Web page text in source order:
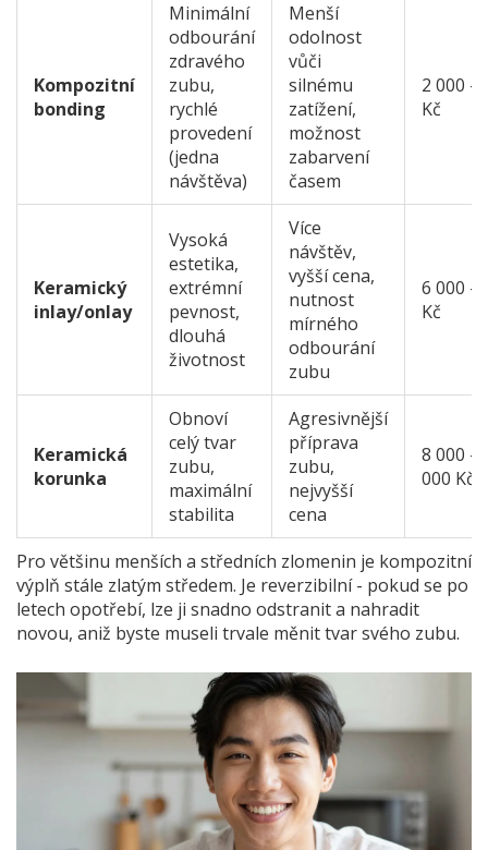
Kompozitní
bonding
Minimální
odbourání
zdravého
zubu,
rychlé
provedení
(jedna
návštěva)
Menší
odolnost
vůči
silnému
zatížení,
možnost
zabarvení
časem
2 000 -
Kč
Keramický
inlay/onlay
Vysoká
estetika,
extrémní
pevnost,
dlouhá
životnost
Více
návštěv,
vyšší cena,
nutnost
mírného
odbourání
zubu
6 000 -
Kč
Keramická
korunka
Obnoví
celý tvar
zubu,
maximální
stabilita
Agresivnější
příprava
zubu,
nejvyšší
cena
8 000 -
000 Kč
Pro většinu menších a středních zlomenin je kompozitní
výplň stále zlatým středem. Je reverzibilní - pokud se po
letech opotřebí, lze ji snadno odstranit a nahradit
novou, aniž byste museli trvale měnit tvar svého zubu.